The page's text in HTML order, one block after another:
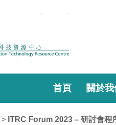
首頁 關於我
> ITRC Forum 2023 – 研討會程